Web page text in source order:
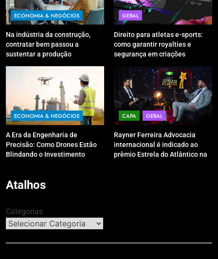
ECONOMIA & NEGÓCIOS
Na indústria da construção,
contratar bem passou a
sustentar a produção
GERAL
Direito para atletas e-sports:
como garantir royalties e
segurança em criações
ECONOMIA & NEGÓCIOS
A Era da Engenharia de
Precisão: Como Drones Estão
Blindando o Investimento
CAPA GERAL
Rayner Ferreira Advocacia
internacional é indicado ao
prêmio Estrela do Atlântico na
Atalhos
Categorias